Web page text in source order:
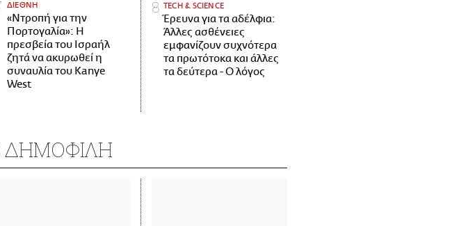
ΔΙΕΘΝΗ
«Ντροπή για την
Πορτογαλία»: Η
πρεσβεία του Ισραήλ
ζητά να ακυρωθεί η
συναυλία του Kanye
West
ΤECH & SCIENCE
Έρευνα για τα αδέλφια:
Άλλες ασθένειες
εμφανίζουν συχνότερα
τα πρωτότοκα και άλλες
τα δεύτερα - Ο λόγος
ΔΗΜΟΦΙΛΗ